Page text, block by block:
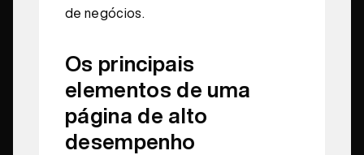
de negócios.
Os principais
elementos de uma
página de alto
desempenho